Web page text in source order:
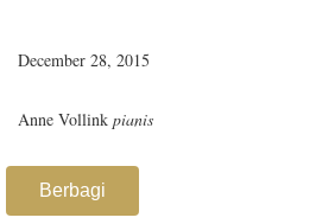
December 28, 2015
Anne Vollink pianis
Berbagi